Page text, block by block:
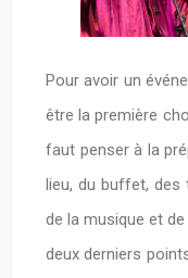
Pour avoir un
être la première
faut penser à la
lieu, du buffet, des
de la musique et
deux derniers